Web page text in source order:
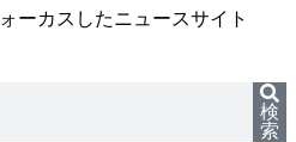
ーカスしたニュースサイト
検
索